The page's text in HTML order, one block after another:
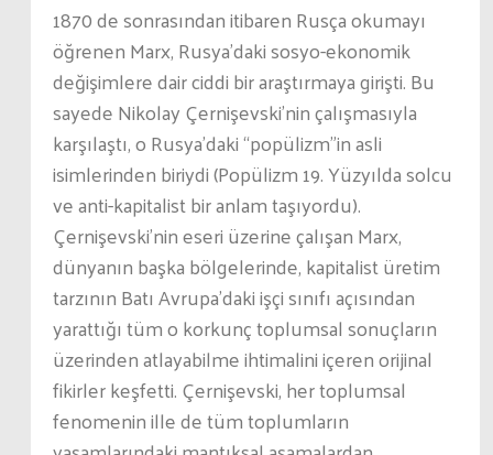
1870 de sonrasından itibaren Rusça okumayı
öğrenen Marx, Rusya’daki sosyo-ekonomik
değişimlere dair ciddi bir araştırmaya girişti. Bu
sayede Nikolay Çernişevski’nin çalışmasıyla
karşılaştı, o Rusya’daki “popülizm”in asli
isimlerinden biriydi (Popülizm 19. Yüzyılda solcu
ve anti-kapitalist bir anlam taşıyordu).
Çernişevski’nin eseri üzerine çalışan Marx,
dünyanın başka bölgelerinde, kapitalist üretim
tarzının Batı Avrupa’daki işçi sınıfı açısından
yarattığı tüm o korkunç toplumsal sonuçların
üzerinden atlayabilme ihtimalini içeren orijinal
fikirler keşfetti. Çernişevski, her toplumsal
fenomenin ille de tüm toplumların